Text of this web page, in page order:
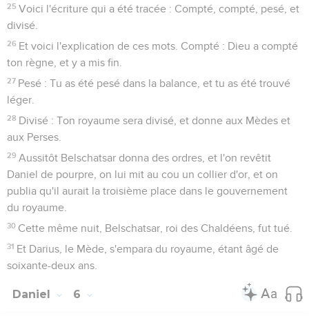
25 Voici l'écriture qui a été tracée : Compté, compté, pesé, et
divisé.
26 Et voici l'explication de ces mots. Compté : Dieu a compté
ton règne, et y a mis fin.
27 Pesé : Tu as été pesé dans la balance, et tu as été trouvé
léger.
28 Divisé : Ton royaume sera divisé, et donne aux Mèdes et
aux Perses.
29 Aussitôt Belschatsar donna des ordres, et l'on revêtit
Daniel de pourpre, on lui mit au cou un collier d'or, et on
publia qu'il aurait la troisième place dans le gouvernement
du royaume.
30 Cette même nuit, Belschatsar, roi des Chaldéens, fut tué.
31 Et Darius, le Mède, s'empara du royaume, étant âgé de
soixante-deux ans.
Daniel 6